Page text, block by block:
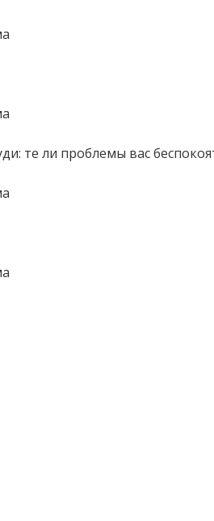
те ли проблемы вас